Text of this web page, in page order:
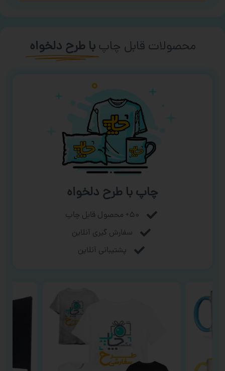
محصولات قابل چاپ با طرح دلخواه
چاپ با طرح دلخواه
۵۰+ محصول قابل چاپ
سفارش گیری آنلاین
پشتیبانی آنلاین